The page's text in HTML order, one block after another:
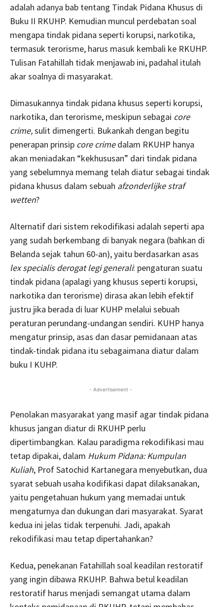
adalah adanya bab tentang Tindak Pidana Khusus di
Buku II RKUHP. Kemudian muncul perdebatan soal
mengapa tindak pidana seperti korupsi, narkotika,
termasuk terorisme, harus masuk kembali ke RKUHP.
Tulisan Fatahillah tidak menjawab ini, padahal itulah
akar soalnya di masyarakat.
Dimasukannya tindak pidana khusus seperti korupsi,
narkotika, dan terorisme, meskipun sebagai core
crime,sulit dimengerti. Bukankah dengan begitu
penerapan prinsip core crimedalam RKUHP hanya
akan meniadakan “kekhususan” dari tindak pidana
yang sebelumnya memang telah diatur sebagai tindak
pidana khusus dalam sebuah afzonderlijke straf
wetten?
Alternatif dari sistem rekodifikasi adalah seperti apa
yang sudah berkembang di banyak negara (bahkan di
Belanda sejak tahun 60-an), yaitu berdasarkan asas
lex specialis derogat legi generali: pengaturan suatu
tindak pidana (apalagi yang khusus seperti korupsi,
narkotika dan terorisme) dirasa akan lebih efektif
justru jika berada di luar KUHP melalui sebuah
peraturan perundang-undangan sendiri. KUHP hanya
mengatur prinsip, asas dan dasar pemidanaan atas
tindak-tindak pidana itu sebagaimana diatur dalam
buku I KUHP.
- Advertisement -
Penolakan masyarakat yang masif agar tindak pidana
khusus jangan diatur di RKUHP perlu
dipertimbangkan. Kalau paradigma rekodifikasi mau
tetap dipakai, dalam Hukum Pidana: Kumpulan
Kuliah, Prof Satochid Kartanegara menyebutkan, dua
syarat sebuah usaha kodifikasi dapat dilaksanakan,
yaitu pengetahuan hukum yang memadai untuk
mengaturnya dan dukungan dari masyarakat. Syarat
kedua ini jelas tidak terpenuhi. Jadi, apakah
rekodifikasi mau tetap dipertahankan?
Kedua, penekanan Fatahillah soal keadilan restoratif
yang ingin dibawa RKUHP. Bahwa betul keadilan
restoratif harus menjadi semangat utama dalam